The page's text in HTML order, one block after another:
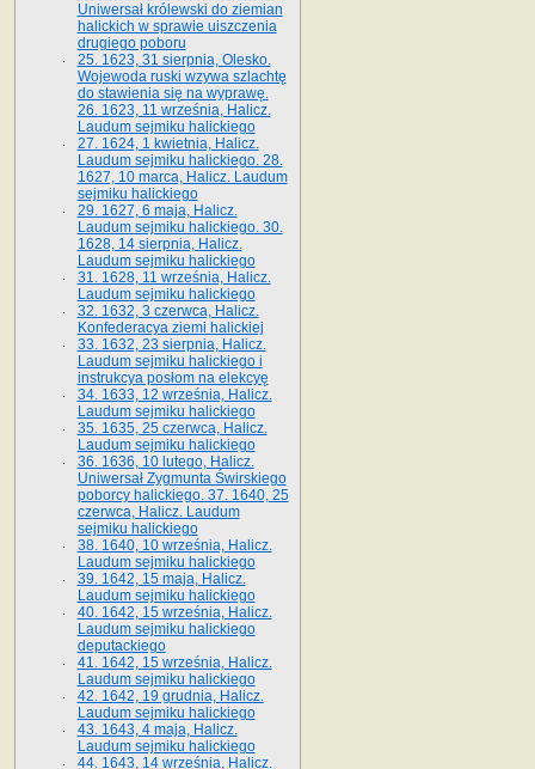
Uniwersał królewski do ziemian
halickich w sprawie uiszczenia
drugiego poboru
25. 1623, 31 sierpnia, Olesko.
Wojewoda ruski wzywa szlachtę
do stawienia się na wyprawę.
26. 1623, 11 września, Halicz.
Laudum sejmiku halickiego
27. 1624, 1 kwietnia, Halicz.
Laudum sejmiku halickiego. 28.
1627, 10 marca, Halicz. Laudum
sejmiku halickiego
29. 1627, 6 maja, Halicz.
Laudum sejmiku halickiego. 30.
1628, 14 sierpnia, Halicz.
Laudum sejmiku halickiego
31. 1628, 11 września, Halicz.
Laudum sejmiku halickiego
32. 1632, 3 czerwca, Halicz.
Konfederacya ziemi halickiej
33. 1632, 23 sierpnia, Halicz.
Laudum sejmiku halickiego i
instrukcya posłom na elekcyę
34. 1633, 12 września, Halicz.
Laudum sejmiku halickiego
35. 1635, 25 czerwca, Halicz.
Laudum sejmiku halickiego
36. 1636, 10 lutego, Halicz.
Uniwersał Zygmunta Świrskiego
poborcy halickiego. 37. 1640, 25
czerwca, Halicz. Laudum
sejmiku halickiego
38. 1640, 10 września, Halicz.
Laudum sejmiku halickiego
39. 1642, 15 maja, Halicz.
Laudum sejmiku halickiego
40. 1642, 15 września, Halicz.
Laudum sejmiku halickiego
deputackiego
41. 1642, 15 września, Halicz.
Laudum sejmiku halickiego
42. 1642, 19 grudnia, Halicz.
Laudum sejmiku halickiego
43. 1643, 4 maja, Halicz.
Laudum sejmiku halickiego
44. 1643, 14 września, Halicz.